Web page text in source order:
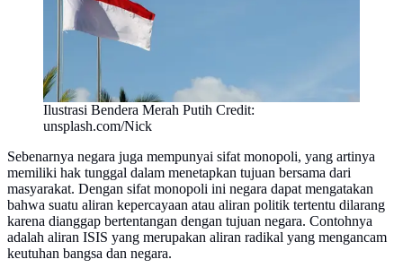
Ilustrasi Bendera Merah Putih Credit:
unsplash.com/Nick
Sebenarnya negara juga mempunyai sifat monopoli, yang artinya
memiliki hak tunggal dalam menetapkan tujuan bersama dari
masyarakat. Dengan sifat monopoli ini negara dapat mengatakan
bahwa suatu aliran kepercayaan atau aliran politik tertentu dilarang
karena dianggap bertentangan dengan tujuan negara. Contohnya
adalah aliran ISIS yang merupakan aliran radikal yang mengancam
keutuhan bangsa dan negara.